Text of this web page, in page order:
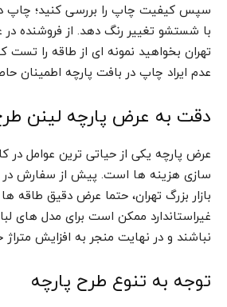
سپس کیفیت چاپ را بررسی کنید؛ چاپ
با شستشو تغییر رنگ دهد. از فروشنده در
تهران بخواهید نمونه ای از طاقه را تست
عدم ایراد چاپ در بافت پارچه اطمینان
دقت به عرض پارچه لینن
عرض پارچه یکی از حیاتی ترین عوامل در
سازی هزینه ها است. پیش از سفارش در
بازار بزرگ تهران، حتما عرض دقیق طاقه
غیراستاندارد ممکن است برای مدل های
نباشند و در نهایت منجر به افزایش
توجه به تنوع طرح پارچه